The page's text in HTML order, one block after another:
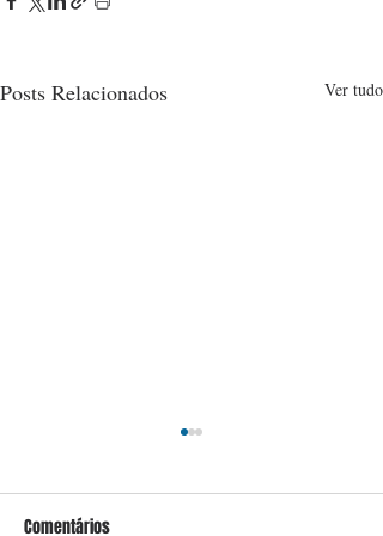
Posts Relacionados Ver tudo
Comentários